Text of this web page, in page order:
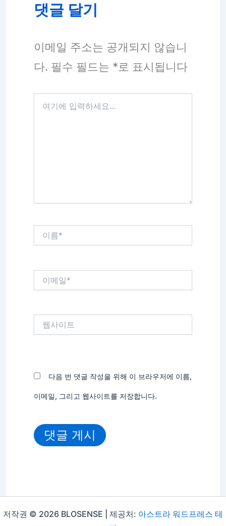
댓글 달기
이메일 주소는 공개되지 않습니
다. 필수 필드는 *로 표시됩니다
다음 번 댓글 작성을 위해 이 브라우저에 이름,
이메일, 그리고 웹사이트를 저장합니다.
저작권 © 2026 BLOSENSE | 제공처: 아스트라 워드프레스 테